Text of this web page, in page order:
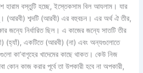
বস্তুটি হচ্ছে, ইস্তেকসাম বিল আযলাম। যার
(আরবী) শব্দটি (আরবী) এর বহুবচন। এর অর্থ ঐ তীর,
জন্যে নির্ধারিত ছিল। এ কাজের জন্যে সাতটি তীর
(হ্যাঁ), একটিতে (আরবী) (না) এবং অন্যগুলোতে
কা’বাগৃহের খাদেমের কাছে থাকত। কেউ নিজ
কোন কাজ করার পূর্বে তা উপকারী হবে না অপকারী,